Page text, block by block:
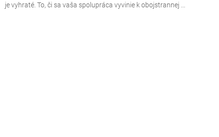
je vyhraté. To, či sa vaša spolupráca vyvinie k obojstrannej ...